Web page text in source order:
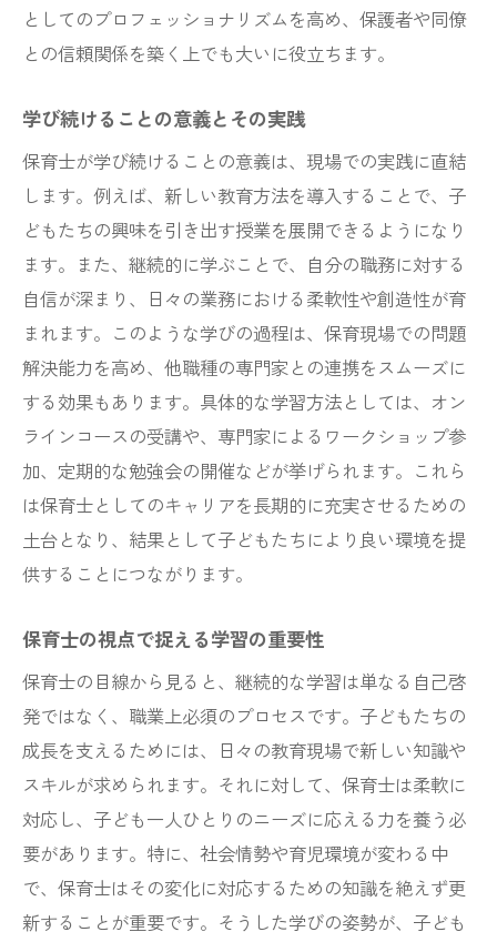
としてのプロフェッショナリズムを高め、保護者や同僚
との信頼関係を築く上でも大いに役立ちます。
学び続けることの意義とその実践
保育士が学び続けることの意義は、現場での実践に直結
します。例えば、新しい教育方法を導入することで、子
どもたちの興味を引き出す授業を展開できるようになり
ます。また、継続的に学ぶことで、自分の職務に対する
自信が深まり、日々の業務における柔軟性や創造性が育
まれます。このような学びの過程は、保育現場での問題
解決能力を高め、他職種の専門家との連携をスムーズに
する効果もあります。具体的な学習方法としては、オン
ラインコースの受講や、専門家によるワークショップ参
加、定期的な勉強会の開催などが挙げられます。これら
は保育士としてのキャリアを長期的に充実させるための
土台となり、結果として子どもたちにより良い環境を提
供することにつながります。
保育士の視点で捉える学習の重要性
保育士の目線から見ると、継続的な学習は単なる自己啓
発ではなく、職業上必須のプロセスです。子どもたちの
成長を支えるためには、日々の教育現場で新しい知識や
スキルが求められます。それに対して、保育士は柔軟に
対応し、子ども一人ひとりのニーズに応える力を養う必
要があります。特に、社会情勢や育児環境が変わる中
で、保育士はその変化に対応するための知識を絶えず更
新することが重要です。そうした学びの姿勢が、子ども